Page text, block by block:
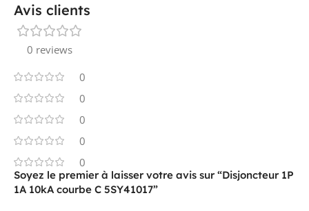
Avis clients
0 reviews
0
0
0
0
0
Soyez le premier à laisser votre avis sur “Disjoncteur 1P
1A 10kA courbe C 5SY41017”